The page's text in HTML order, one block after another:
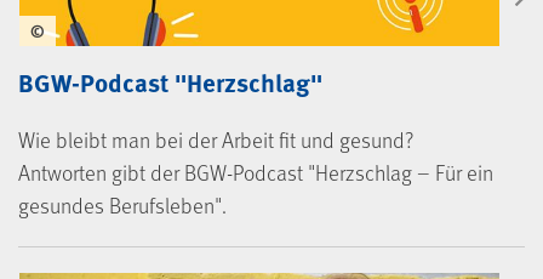
BGW-Podcast "Herzschlag"
Wie bleibt man bei der Arbeit fit und gesund?
Antworten gibt der BGW-Podcast "Herzschlag – Für ein
gesundes Berufsleben".
©